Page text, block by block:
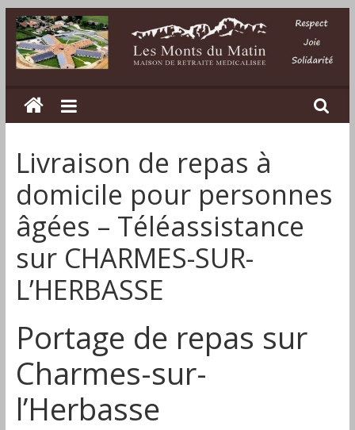
Passer
au
contenu
Les
Monts
du
Matin
Maison
de
retraite
dans
la
Drôme
Livraison de repas à
domicile pour personnes
âgées – Téléassistance
sur CHARMES-SUR-
L’HERBASSE
Portage de repas sur
Charmes-sur-
l’Herbasse